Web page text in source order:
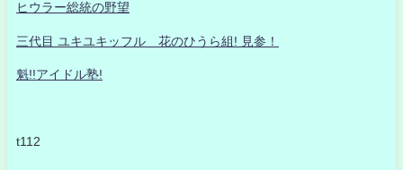
ヒウラー総統の野望
三代目 ユキユキッフル 花のひうら組! 見参！
魁!!アイドル塾!
t112